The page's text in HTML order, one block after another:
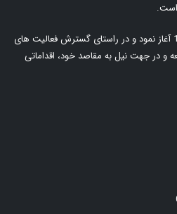
این شرکت فعالیتش را از سال 1372 آغاز نمود و در راستای گسترش فعالیت های
در جهت نیل به مقاصد خود، اقداماتی